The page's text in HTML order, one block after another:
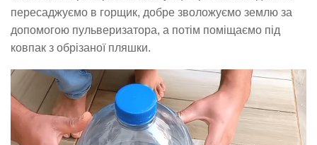
пересаджуємо в горщик, добре зволожуємо землю за
допомогою пульверизатора, а потім поміщаємо під
ковпак з обрізаної пляшки.